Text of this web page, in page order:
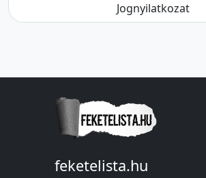
Jognyilatkozat
feketelista.hu